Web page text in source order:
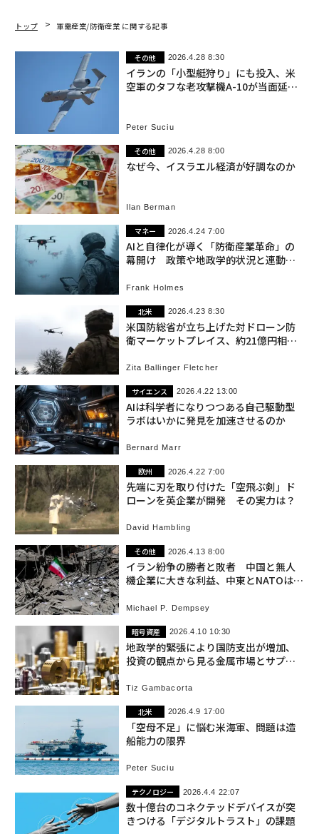
トップ 軍需産業/防衛産業 に関する記事
その他 2026.4.28 8:30
イランの「小型艇狩り」にも投入、米
空軍のタフな老攻撃機A-10が当面延命
Peter Suciu
その他 2026.4.28 8:00
なぜ今、イスラエル経済が好調なのか
Ilan Berman
マネー 2026.4.24 7:00
AIと自律化が導く「防衛産業革命」の
幕開け 政策や地政学的状況と連動、
Frank Holmes
北米 2026.4.23 8:30
米国防総省が立ち上げた対ドローン防
衛マーケットプレイス、約21億円相当
Zita Ballinger Fletcher
サイエンス 2026.4.22 13:00
AIは科学者になりつつある――自己駆動型
ラボはいかに発見を加速させるのか
Bernard Marr
欧州 2026.4.22 7:00
先端に刃を取り付けた「空飛ぶ剣」ド
ローンを英企業が開発 その実力は？
David Hambling
その他 2026.4.13 8:00
イラン紛争の勝者と敗者 中国と無人
機企業に大きな利益、中東とNATOは前
Michael P. Dempsey
暗号資産 2026.4.10 10:30
地政学的緊張により国防支出が増加、
投資の観点から見る金属市場とサプラ
Tiz Gambacorta
北米 2026.4.9 17:00
「空母不足」に悩む米海軍、問題は造
船能力の限界
Peter Suciu
テクノロジー 2026.4.4 22:07
数十億台のコネクテッドデバイスが突
きつける「デジタルトラスト」の課題